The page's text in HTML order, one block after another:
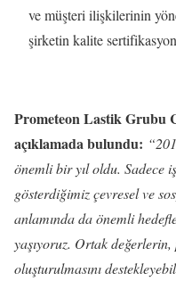
ve müşteri ilişkilerinin
şirketin kalite
Prometeon Lastik Grubu
açıklamada bulundu:
önemli bir yıl oldu. Sadece
gösterdiğimiz çevresel ve
anlamında da önemli
yaşıyoruz. Ortak
oluşturulmasını